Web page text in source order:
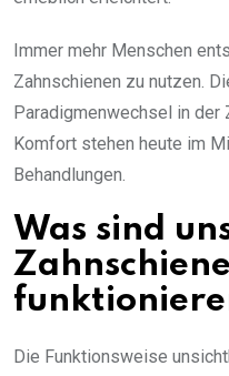
Immer mehr Menschen
Zahnschienen zu nutzen.
Paradigmenwechsel in der
Komfort stehen heute im
Behandlungen.
Was sind
Die Funktionsweise